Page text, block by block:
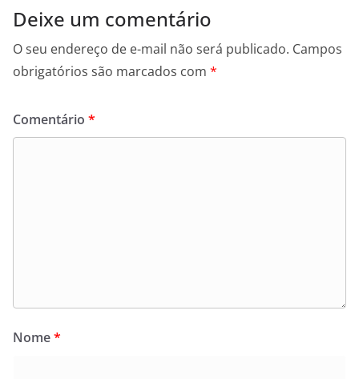
Deixe um comentário
O seu endereço de e-mail não será publicado. Campos
obrigatórios são marcados com *
Comentário *
Nome*